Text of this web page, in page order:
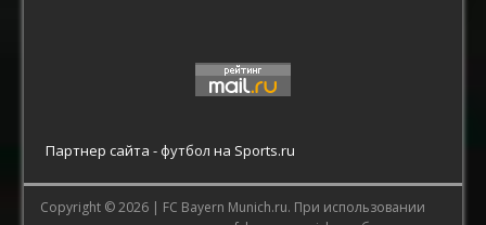
Партнер сайта -футбол на Sports.ru
Copyright © 2026 | FC Bayern Munich.ru. При использовании